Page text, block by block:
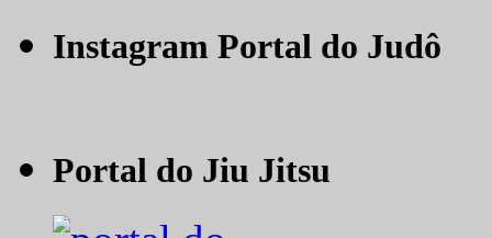
Instagram Portal do Judô
Portal do Jiu Jitsu